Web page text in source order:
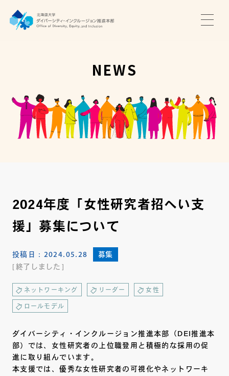
推進本部について
アクセス・お問い合わせ
NEWS
2024年度「女性研究者招へい支
援」募集について
投稿日： 2024.05.28
募集
終了しました
ネットワーキング リーダー 女性
ロールモデル
ダイバーシティ・インクルージョン推進本部（DEI推進本
部）では、女性研究者の上位職登用と積極的な採用の促
進に取り組んでいます。
本支援では、優秀な女性研究者の可視化やネットワーキ